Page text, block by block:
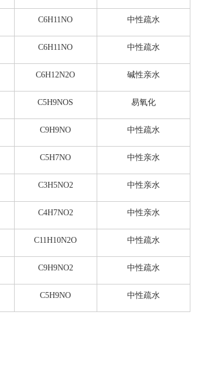
C6H11NO 中性疏水
C6H11NO 中性疏水
C6H12N2O 碱性亲水
C5H9NOS 易氧化
C9H9NO 中性疏水
C5H7NO 中性亲水
C3H5NO2 中性亲水
C4H7NO2 中性亲水
C11H10N2O 中性疏水
C9H9NO2 中性疏水
C5H9NO 中性疏水